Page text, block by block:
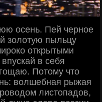
осень. Пей черное
золотую пыльцу
открытыми
в себя
Потому что
волшебная рыжая
листопадов,